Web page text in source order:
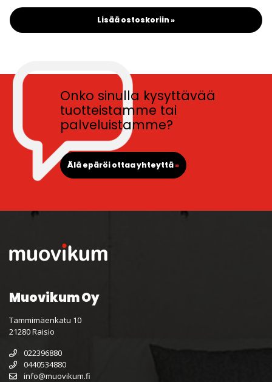
Lisää ostoskoriin »
Onko sinulla kysyttävää
tuotteistamme tai
palveluistamme?
Älä epäröi ottaa yhteyttä»
Muovikum Oy
Tammimäenkatu 10
21280 Raisio
022396880
0440534880
info@muovikum.fi